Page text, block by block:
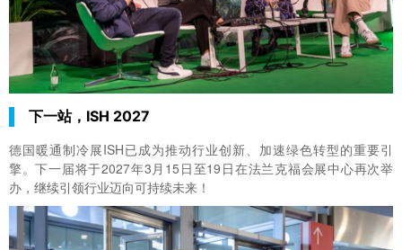
下一站，ISH 2027
德国暖通制冷展ISH已成为推动行业创新、加速绿色转型的重要引
擎。下一届将于2027年3月15日至19日在法兰克福会展中心再次举
办，继续引领行业迈向可持续未来！